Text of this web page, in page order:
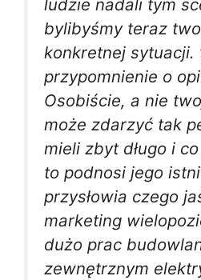
ludzie nadali tym
bylibyśmy teraz
konkretnej sytuacji.
przypomnienie o
Osobiście, a nie
może zdarzyć tak
mieli zbyt długo i
to podnosi jego
przysłowia czego
marketing
dużo prac
zewnętrznym